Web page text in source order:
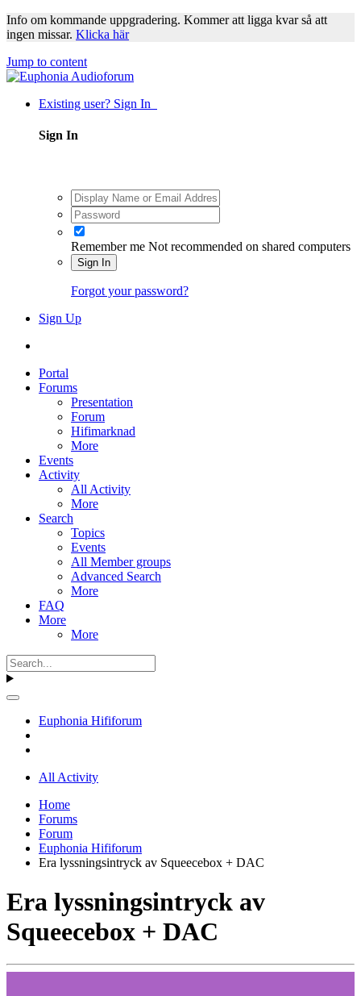
Info om kommande uppgradering. Kommer att ligga kvar så att
ingen missar. Klicka här
Jump to content
Existing user? Sign In
Sign In
Remember me Not recommended on shared computers
Sign In
Forgot your password?
Sign Up
Portal
Forums
Presentation
Forum
Hifimarknad
More
Events
Activity
All Activity
More
Search
Topics
Events
All Member groups
Advanced Search
More
FAQ
More
More
Euphonia Hififorum
All Activity
Home
Forums
Forum
Euphonia Hififorum
Era lyssningsintryck av Squeecebox + DAC
Era lyssningsintryck av
Squeecebox + DAC